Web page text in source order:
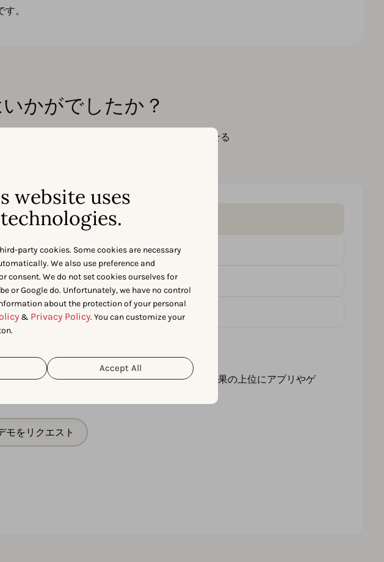
website uses
party cookies. Some cookies are necessary
We also use preference and
consent. We do not set cookies ourselves for
or Google do. Unfortunately, we have no control
about the protection of your personal
& Privacy Policy. You can customize your
Accept All
。
かがでしたか？
視性とオーガニックダウンロード数を向上させる
ンス
監視ツールを使用して、アプリストアの検索結果の上位にアプリやゲ
モをリクエスト